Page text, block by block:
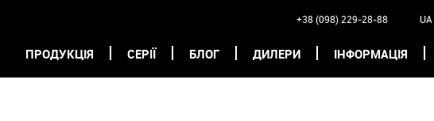
UA
+38 (098) 229-28-88
ПРОДУКЦІЯ СЕРІЇ БЛОГ ДИЛЕРИ ІНФОРМАЦІЯ